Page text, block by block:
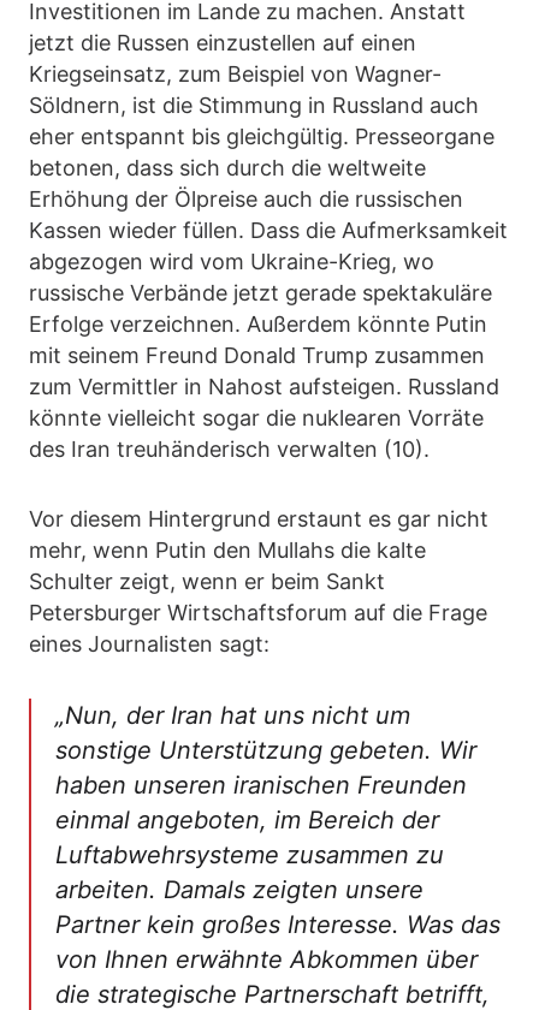
Investitionen im Lande zu machen. Anstatt
jetzt die Russen einzustellen auf einen
Kriegseinsatz, zum Beispiel von Wagner-
Söldnern, ist die Stimmung in Russland auch
eher entspannt bis gleichgültig. Presseorgane
betonen, dass sich durch die weltweite
Erhöhung der Ölpreise auch die russischen
Kassen wieder füllen. Dass die Aufmerksamkeit
abgezogen wird vom Ukraine-Krieg, wo
russische Verbände jetzt gerade spektakuläre
Erfolge verzeichnen. Außerdem könnte Putin
mit seinem Freund Donald Trump zusammen
zum Vermittler in Nahost aufsteigen. Russland
könnte vielleicht sogar die nuklearen Vorräte
des Iran treuhänderisch verwalten (10).
Vor diesem Hintergrund erstaunt es gar nicht
mehr, wenn Putin den Mullahs die kalte
Schulter zeigt, wenn er beim Sankt
Petersburger Wirtschaftsforum auf die Frage
eines Journalisten sagt:
„Nun, der Iran hat uns nicht um
sonstige Unterstützung gebeten. Wir
haben unseren iranischen Freunden
einmal angeboten, im Bereich der
Luftabwehrsysteme zusammen zu
arbeiten. Damals zeigten unsere
Partner kein großes Interesse. Was das
von Ihnen erwähnte Abkommen über
die strategische Partnerschaft betrifft,